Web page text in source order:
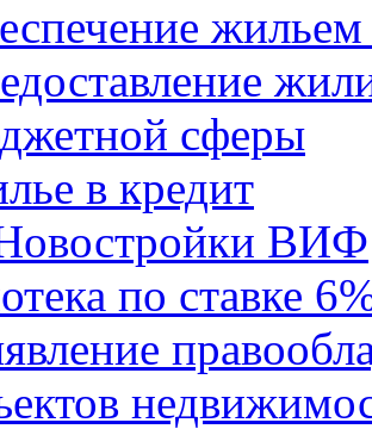
жильем
сферы
в кредит
ВИФ
по ставке